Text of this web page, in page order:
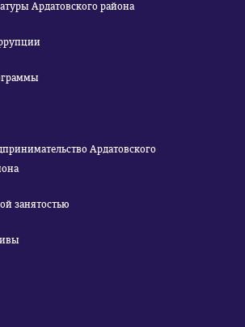
Ардатовского района
Ардатовского
занятостью